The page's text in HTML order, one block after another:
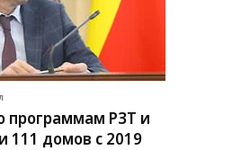
программам РЗТ и
111 домов с 2019